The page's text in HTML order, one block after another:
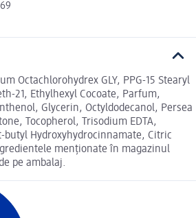
Octachlorohydrex GLY, PPG-15 Stearyl
21, Ethylhexyl Cocoate, Parfum,
Glycerin, Octyldodecanol, Persea
Tocopherol, Trisodium EDTA,
butyl Hydroxyhydrocinnamate, Citric
menționate în magazinul
pe ambalaj.